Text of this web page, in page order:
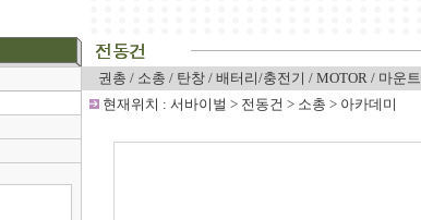
권총 / 소총 / 탄창 / 배터리/충전기 / MOTOR / 마운트
현재위치 : 서바이벌 > 전동건 > 소총 > 아카데미